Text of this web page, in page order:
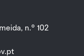
n.º 102